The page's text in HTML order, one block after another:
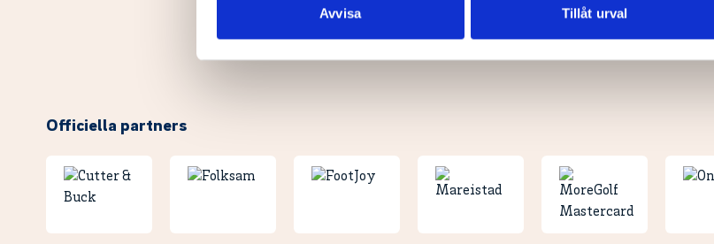
till de sociala medier och annons- och analysföretag som vi samarbetar med.
Avvisa Tillåt urval
Officiella partners